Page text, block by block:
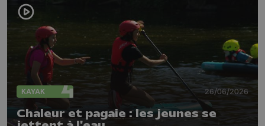
KAYAK 26/06/2026
Chaleur et pagaie : les jeunes se